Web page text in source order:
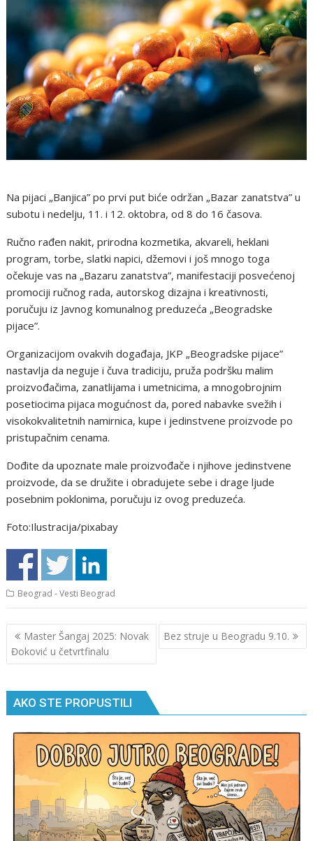
Na pijaci „Banjica” po prvi put biće održan „Bazar zanatstva” u
subotu i nedelju, 11. i 12. oktobra, od 8 do 16 časova.
Ručno rađen nakit, prirodna kozmetika, akvareli, heklani
program, torbe, slatki napici, džemovi i još mnogo toga
očekuje vas na „Bazaru zanatstva”, manifestaciji posvećenoj
promociji ručnog rada, autorskog dizajna i kreativnosti,
poručuju iz Javnog komunalnog preduzeća „Beogradske
pijace”.
Organizacijom ovakvih događaja, JKP „Beogradske pijace”
nastavlja da neguje i čuva tradiciju, pruža podršku malim
proizvođačima, zanatlijama i umetnicima, a mnogobrojnim
posetiocima pijaca mogućnost da, pored nabavke svežih i
visokokvalitetnih namirnica, kupe i jedinstvene proizvode po
pristupačnim cenama.
Dođite da upoznate male proizvođače i njihove jedinstvene
proizvode, da se družite i obradujete sebe i drage ljude
posebnim poklonima, poručuju iz ovog preduzeća.
Foto:Ilustracija/pixabay
Beograd - Vesti Beograd
Кретање
чланка
Master Šangaj 2025: Novak
Đoković u četvrtfinalu
Bez struje u Beogradu 9.10.
AKO STE PROPUSTILI